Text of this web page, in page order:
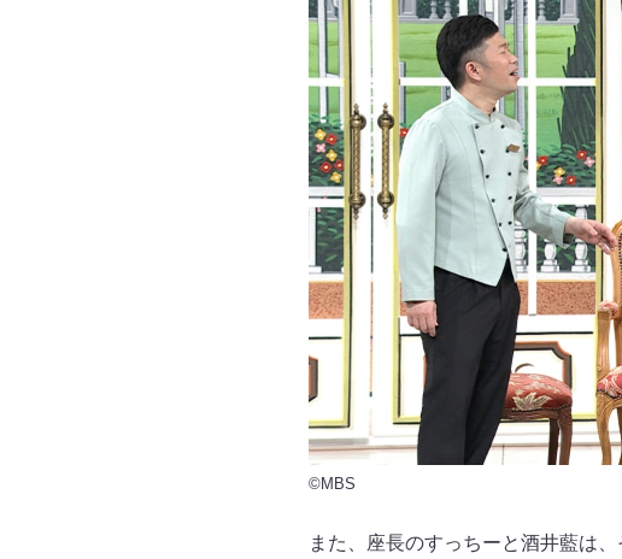
©MBS
また、座長のすっちーと酒井藍は